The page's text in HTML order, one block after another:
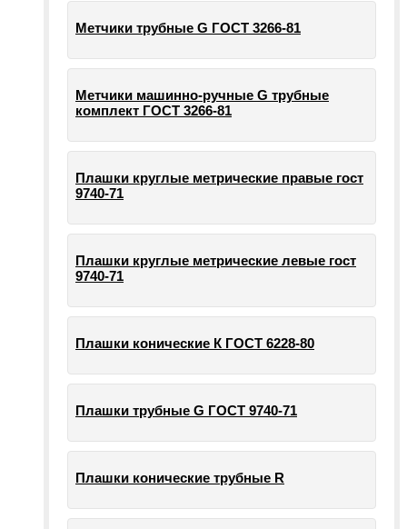
Метчики трубные G ГОСТ 3266-81
Метчики машинно-ручные G трубные
комплект ГОСТ 3266-81
Плашки круглые метрические правые гост
9740-71
Плашки круглые метрические левые гост
9740-71
Плашки конические К ГОСТ 6228-80
Плашки трубные G ГОСТ 9740-71
Плашки конические трубные R